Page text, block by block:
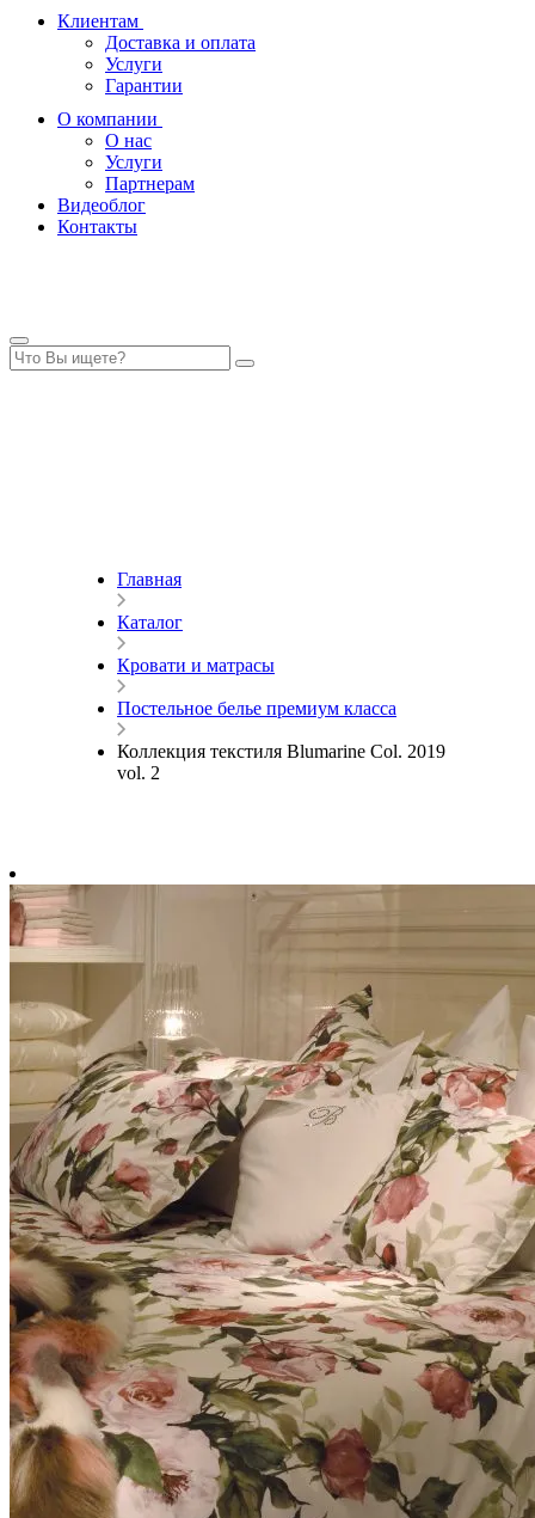
Клиентам
Доставка и оплата
Услуги
Гарантии
О компании
О нас
Услуги
Партнерам
Видеоблог
Контакты
Главная
Каталог
Кровати и матрасы
Постельное белье премиум класса
Коллекция текстиля Blumarine Col. 2019
vol. 2